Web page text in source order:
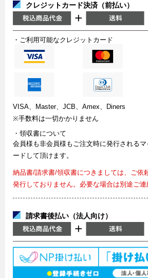
クレジットカード決済（前払い）
・ご利用可能なクレジットカード
VISA、Master、JCB、Amex、Diners
※手数料は一切かかりません
・領収書について
会員様も非会員様もご注文時に発行される
ードして頂けます。
納品書/請求書/領収書につきましては、ご依
発行しておりません。必要な場合は別途ご連
請求書後払い（法人向け）